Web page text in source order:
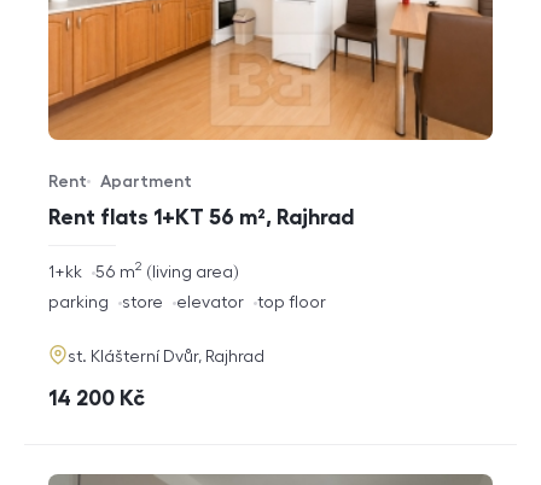
Rent flats 1+KT 56 m², Rajhrad
Offer type
Rent
Property type
Apartment
rozměry
disposition
1+kk living area
56 m2
funkce
parking store elevator top floor
adresa
st. Klášterní Dvůr, Rajhrad
cena
14 200 Kč